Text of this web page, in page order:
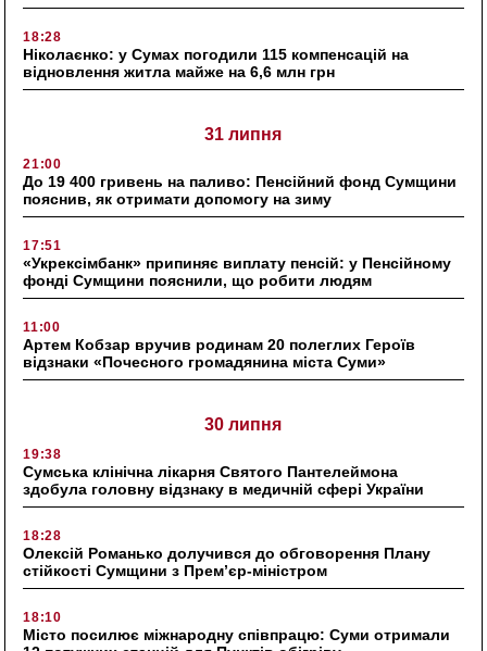
18:28
Ніколаєнко: у Сумах погодили 115 компенсацій на
відновлення житла майже на 6,6 млн грн
31 липня
21:00
До 19 400 гривень на паливо: Пенсійний фонд Сумщини
пояснив, як отримати допомогу на зиму
17:51
«Укрексімбанк» припиняє виплату пенсій: у Пенсійному
фонді Сумщини пояснили, що робити людям
11:00
Артем Кобзар вручив родинам 20 полеглих Героїв
відзнаки «Почесного громадянина міста Суми»
30 липня
19:38
Сумська клінічна лікарня Святого Пантелеймона
здобула головну відзнаку в медичній сфері України
18:28
Олексій Романько долучився до обговорення Плану
стійкості Сумщини з Прем’єр-міністром
18:10
Місто посилює міжнародну співпрацю: Суми отримали